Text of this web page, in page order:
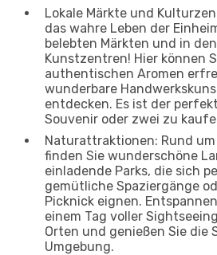
Lokale Märkte und
das wahre Leben der
belebten Märkten und in
Kunstzentren! Hier können
authentischen Aromen
wunderbare
entdecken. Es ist der
Souvenir oder zwei zu
Naturattraktionen: Rund
finden Sie wunderschöne
einladende Parks, die sich
gemütliche Spaziergänge
Picknick eignen.
einem Tag voller
Orten und genießen Sie die
Umgebung.